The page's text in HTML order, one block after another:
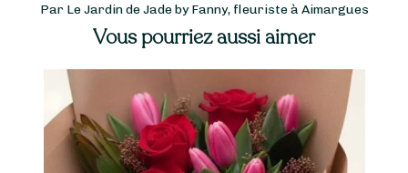
Par Le Jardin de Jade by Fanny, fleuriste à Aimargues
Vous pourriez aussi aimer